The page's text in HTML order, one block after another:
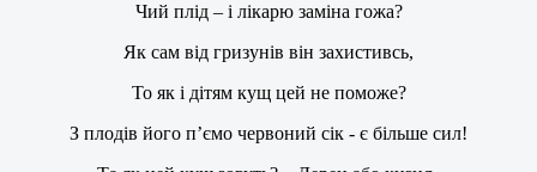
Чий плід – і лікарю заміна гожа?
Як сам від гризунів він захистивсь,
То як і дітям кущ цей не поможе?
З плодів його п’ємо червоний сік - є більше сил!